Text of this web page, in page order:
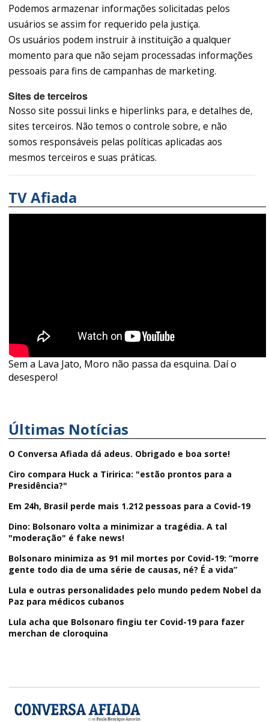
Podemos armazenar informações solicitadas pelos
usuários se assim for requerido pela justiça.
Os usuários podem instruir à instituição a qualquer
momento para que não sejam processadas informações
pessoais para fins de campanhas de marketing.
Sites de terceiros
Nosso site possui links e hiperlinks para, e detalhes de,
sites terceiros. Não temos o controle sobre, e não
somos responsáveis pelas políticas aplicadas aos
mesmos terceiros e suas práticas.
TV Afiada
Sem a Lava Jato, Moro não passa da esquina. Daí o
desespero!
Últimas Notícias
O Conversa Afiada dá adeus. Obrigado e boa sorte!
Ciro compara Huck a Tiririca: "estão prontos para a
Presidência?"
Em 24h, Brasil perde mais 1.212 pessoas para a Covid-19
Dino: Bolsonaro volta a minimizar a tragédia. A tal
"moderação" é fake news!
Bolsonaro minimiza as 91 mil mortes por Covid-19: “morre
gente todo dia de uma série de causas, né? É a vida”
Lula e outras personalidades pelo mundo pedem Nobel da
Paz para médicos cubanos
Lula acha que Bolsonaro fingiu ter Covid-19 para fazer
merchan de cloroquina